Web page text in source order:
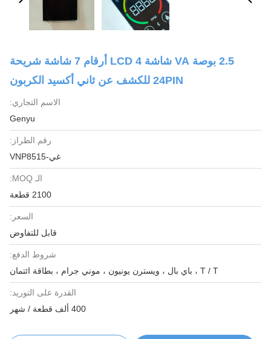
2.5 بوصة VA شاشة LCD 4 أرقام 7 شاشة شريحة
24PIN للكشف عن ثاني أكسيد الكربون
الاسم التجاري:
Genyu
رقم الطراز:
غي-VNP8515
الـ MOQ:
2100 قطعة
السعر:
قابل للتفاوض
شروط الدفع:
T / T ، باي بال ، ويسترن يونيون ، موني جرام ، بطاقة ائتمان
القدرة على التوريد:
400 ألف قطعة / شهر